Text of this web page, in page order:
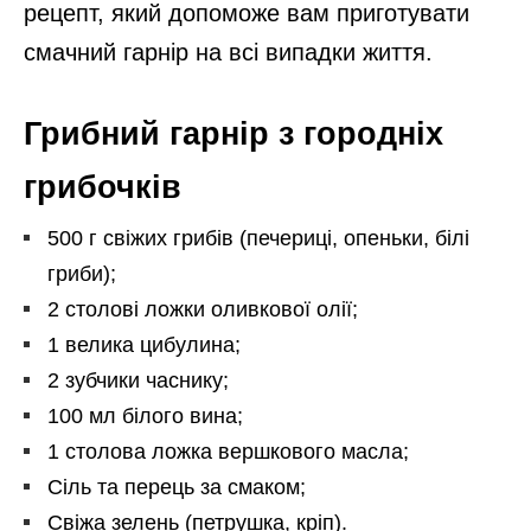
рецепт, який допоможе вам приготувати
смачний гарнір на всі випадки життя.
Грибний гарнір з городніх
грибочків
500 г свіжих грибів (печериці, опеньки, білі
гриби);
2 столові ложки оливкової олії;
1 велика цибулина;
2 зубчики часнику;
100 мл білого вина;
1 столова ложка вершкового масла;
Сіль та перець за смаком;
Свіжа зелень (петрушка, кріп).